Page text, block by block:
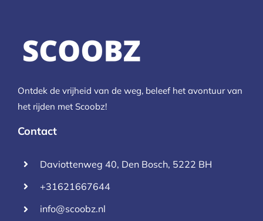
Ontdek de vrijheid van de weg, beleef het avontuur van
het rijden met Scoobz!
Contact
Daviottenweg 40, Den Bosch, 5222 BH
+31621667644
info@scoobz.nl